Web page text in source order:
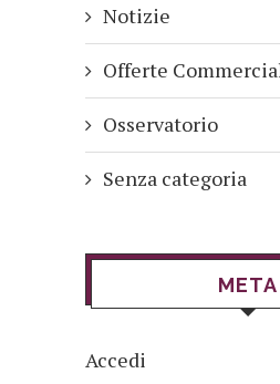
Notizie
Offerte
Osservatorio
Senza categoria
META
Accedi